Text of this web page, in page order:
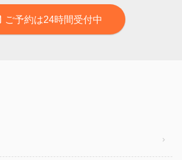
ご予約は24時間受付中